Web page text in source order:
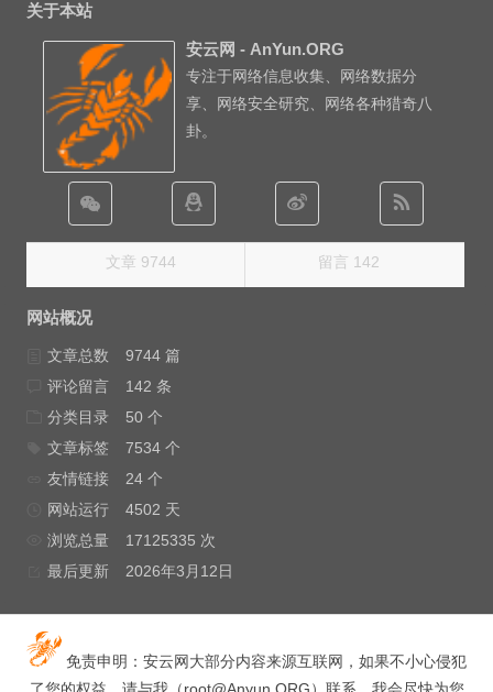
关于本站
安云网 - AnYun.ORG
专注于网络信息收集、网络数据分
享、网络安全研究、网络各种猎奇八
卦。
文章 9744 留言 142
网站概况
文章总数
9744 篇
评论留言
142 条
分类目录
50 个
文章标签
7534 个
友情链接
24 个
网站运行
4502 天
浏览总量
17125335 次
最后更新
2026年3月12日
免责申明：安云网大部分内容来源互联网，如果不小心侵犯